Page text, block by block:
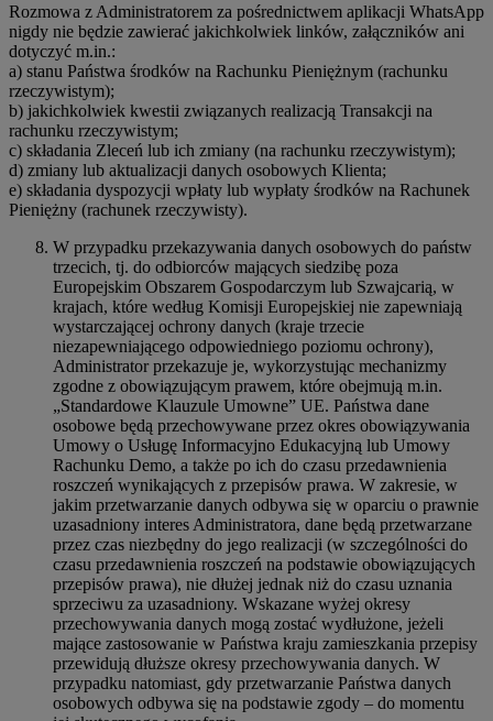
Rozmowa z Administratorem za pośrednictwem aplikacji WhatsApp
nigdy nie będzie zawierać jakichkolwiek linków, załączników ani
dotyczyć m.in.:
a) stanu Państwa środków na Rachunku Pieniężnym (rachunku
rzeczywistym);
b) jakichkolwiek kwestii związanych realizacją Transakcji na
rachunku rzeczywistym;
c) składania Zleceń lub ich zmiany (na rachunku rzeczywistym);
d) zmiany lub aktualizacji danych osobowych Klienta;
e) składania dyspozycji wpłaty lub wypłaty środków na Rachunek
Pieniężny (rachunek rzeczywisty).
W przypadku przekazywania danych osobowych do państw
trzecich, tj. do odbiorców mających siedzibę poza
Europejskim Obszarem Gospodarczym lub Szwajcarią, w
krajach, które według Komisji Europejskiej nie zapewniają
wystarczającej ochrony danych (kraje trzecie
niezapewniającego odpowiedniego poziomu ochrony),
Administrator przekazuje je, wykorzystując mechanizmy
zgodne z obowiązującym prawem, które obejmują m.in.
„Standardowe Klauzule Umowne” UE. Państwa dane
osobowe będą przechowywane przez okres obowiązywania
Umowy o Usługę Informacyjno Edukacyjną lub Umowy
Rachunku Demo, a także po ich do czasu przedawnienia
roszczeń wynikających z przepisów prawa. W zakresie, w
jakim przetwarzanie danych odbywa się w oparciu o prawnie
uzasadniony interes Administratora, dane będą przetwarzane
przez czas niezbędny do jego realizacji (w szczególności do
czasu przedawnienia roszczeń na podstawie obowiązujących
przepisów prawa), nie dłużej jednak niż do czasu uznania
sprzeciwu za uzasadniony. Wskazane wyżej okresy
przechowywania danych mogą zostać wydłużone, jeżeli
mające zastosowanie w Państwa kraju zamieszkania przepisy
przewidują dłuższe okresy przechowywania danych. W
przypadku natomiast, gdy przetwarzanie Państwa danych
osobowych odbywa się na podstawie zgody – do momentu